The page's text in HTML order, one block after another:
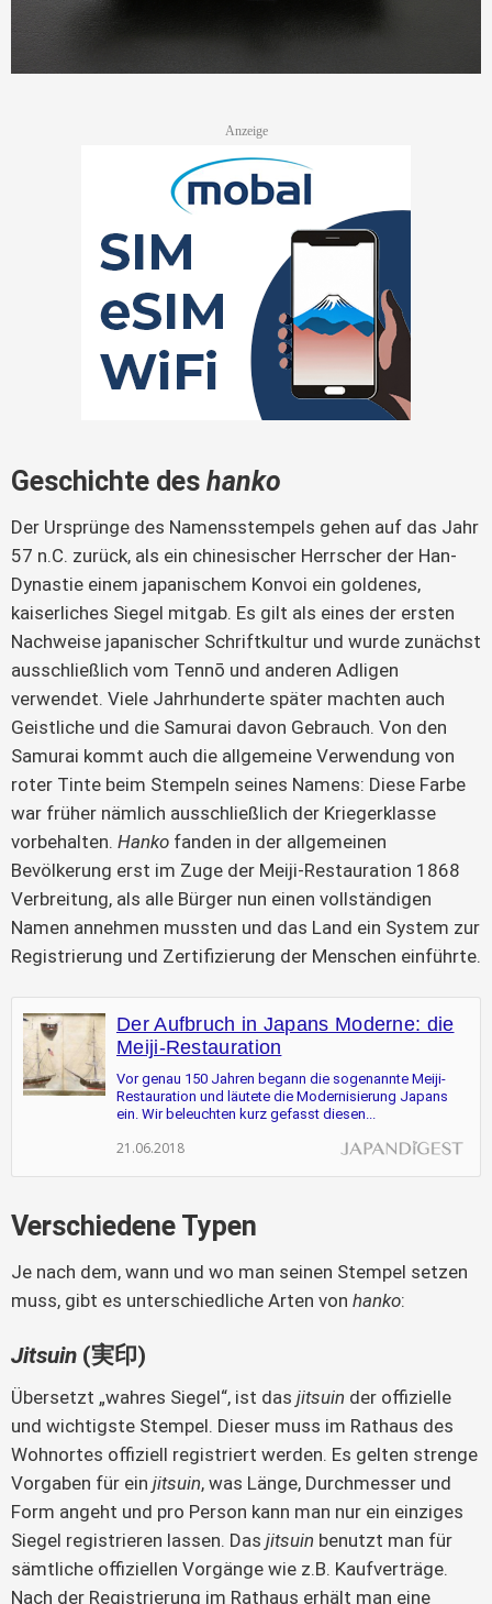
Geschichte des hanko
Der Ursprünge des Namensstempels gehen auf das Jahr
57 n.C. zurück, als ein chinesischer Herrscher der Han-
Dynastie einem japanischem Konvoi ein goldenes,
kaiserliches Siegel mitgab. Es gilt als eines der ersten
Nachweise japanischer Schriftkultur und wurde zunächst
ausschließlich vom Tennō und anderen Adligen
verwendet. Viele Jahrhunderte später machten auch
Geistliche und die Samurai davon Gebrauch. Von den
Samurai kommt auch die allgemeine Verwendung von
roter Tinte beim Stempeln seines Namens: Diese Farbe
war früher nämlich ausschließlich der Kriegerklasse
vorbehalten. Hanko fanden in der allgemeinen
Bevölkerung erst im Zuge der Meiji-Restauration 1868
Verbreitung, als alle Bürger nun einen vollständigen
Namen annehmen mussten und das Land ein System zur
Registrierung und Zertifizierung der Menschen einführte.
Der Aufbruch in Japans Moderne: die
Meiji-Restauration
Vor genau 150 Jahren begann die sogenannte Meiji-
Restauration und läutete die Modernisierung Japans
ein. Wir beleuchten kurz gefasst diesen...
21.06.2018
Verschiedene Typen
Je nach dem, wann und wo man seinen Stempel setzen
muss, gibt es unterschiedliche Arten von hanko:
Jitsuin (実印)
Übersetzt „wahres Siegel“, ist das jitsuin der offizielle
und wichtigste Stempel. Dieser muss im Rathaus des
Wohnortes offiziell registriert werden. Es gelten strenge
Vorgaben für ein jitsuin, was Länge, Durchmesser und
Form angeht und pro Person kann man nur ein einziges
Siegel registrieren lassen. Das jitsuin benutzt man für
sämtliche offiziellen Vorgänge wie z.B. Kaufverträge.
Nach der Registrierung im Rathaus erhält man eine